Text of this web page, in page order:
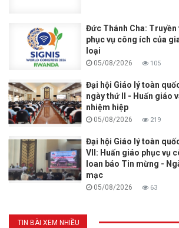
Đức Thánh Cha: Truyền
phục vụ công ích của
loại
05/08/2026 105
Đại hội Giáo lý toàn quốc
ngày thứ II - Huấn giáo
nhiệm hiệp
05/08/2026 219
Đại hội Giáo lý toàn
VII: Huấn giáo phục vụ
loan báo Tin mừng -
mạc
05/08/2026 63
TIN BÀI XEM NHIỀU